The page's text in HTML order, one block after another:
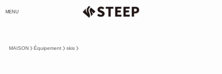
MENU
MAISON Équipement skis